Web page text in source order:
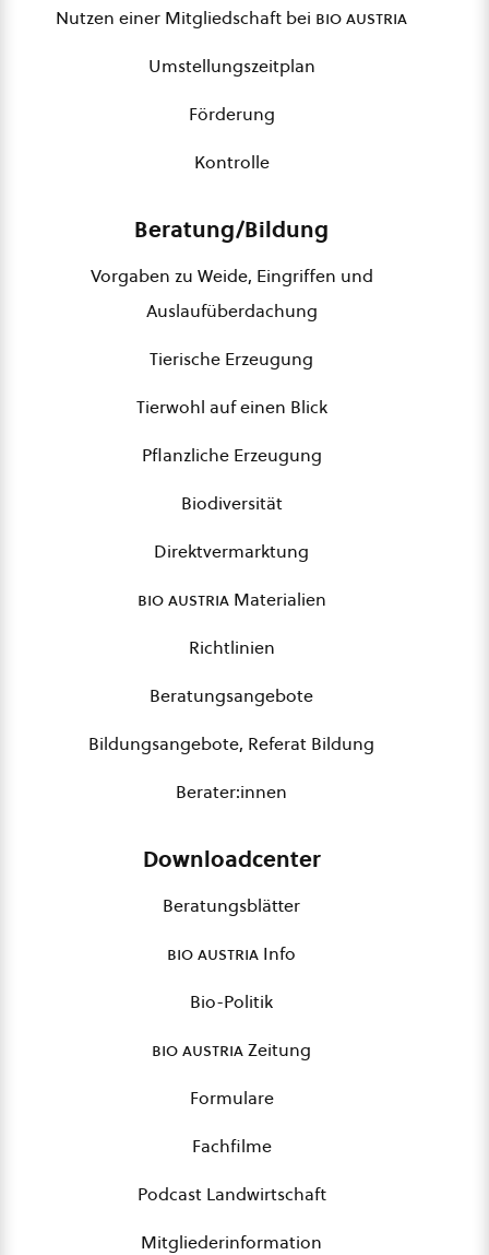
Nutzen einer Mitgliedschaft bei bio austria
Umstellungszeitplan
Förderung
Kontrolle
Beratung/Bildung
Vorgaben zu Weide, Eingriffen und
Auslaufüberdachung
Tierische Erzeugung
Tierwohl auf einen Blick
Pflanzliche Erzeugung
Biodiversität
Direktvermarktung
bio austriaMaterialien
Richtlinien
Beratungsangebote
Bildungsangebote, Referat Bildung
Berater:innen
Downloadcenter
Beratungsblätter
bio austria Info
Bio-Politik
bio austriaZeitung
Formulare
Fachfilme
Podcast Landwirtschaft
Mitgliederinformation